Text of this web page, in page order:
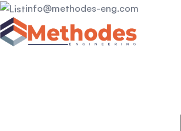
info@methodes-eng.com